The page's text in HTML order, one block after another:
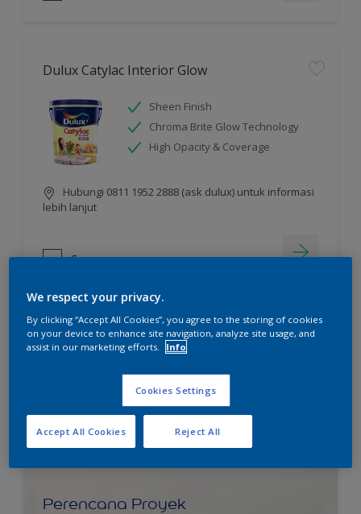
Dulux Catylac Interior Glow
Sheen Finish
Chroma Brite Glow Technology
High Opacity & Coverage
Hubungi 0811 1952 2888 (ask dulux) untuk informasi
lebih lanjut
Compare
Perencana Proyek
We respect your privacy.
By clicking “Accept All Cookies”, you agree to the storing of cookies
on your device to enhance site navigation, analyze site usage, and
assist in our marketing efforts.
Info
Cookies Settings
Reject All
Accept All Cookies